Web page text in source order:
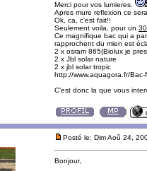
Merci pour vos lumieres.
Apres mure reflexion ce
Ok, ca, c'est fait!!
Seulement voila, pour un
Ce magnifique bac qui a
rapprochent du mien est
2 x osram 865(Biolux je
2 x Jbl solar nature
2 x jbl solar tropic
http://www.aquagora.fr/Bac-
C'est donc la que vous
Posté le: Dim Aoû 24,
Bonjour,